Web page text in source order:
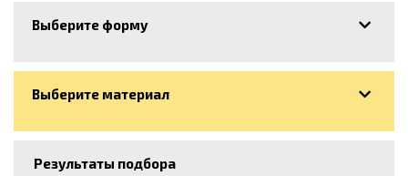
Выберите форму
Выберите материал
Результаты подбора